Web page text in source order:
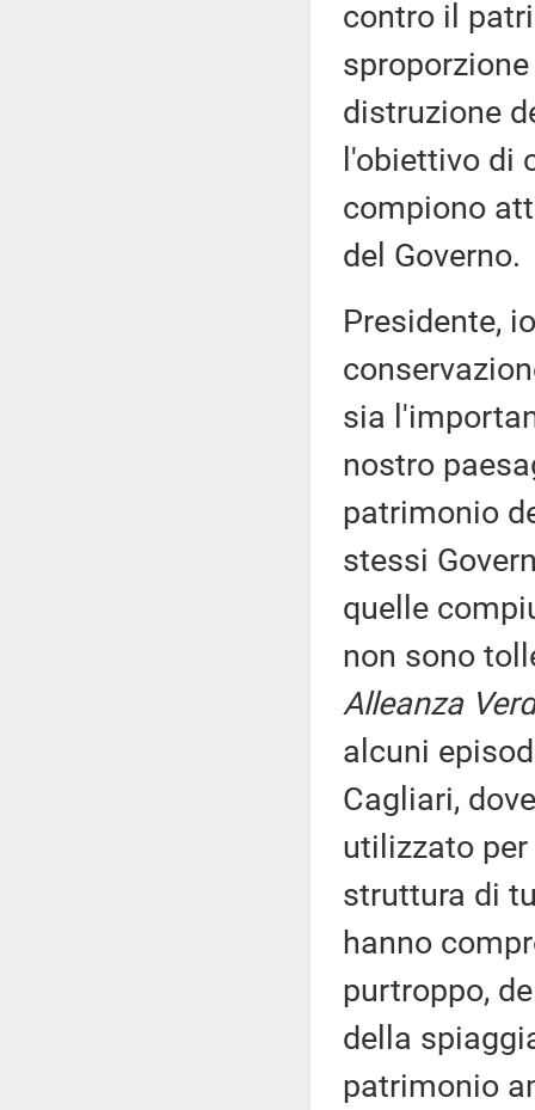
contro il
distruzione
l'obiettivo di
compiono
del Governo.
Presidente,
sia
nostro
patrimonio
stessi
quelle
non sono
Alleanza
alcuni
Cagliari,
utilizzato
struttura di
hanno
purtroppo,
della
patrimonio